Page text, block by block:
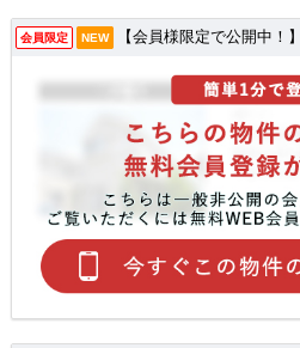
会員限定 NEW 【会員様限定で公開中！】